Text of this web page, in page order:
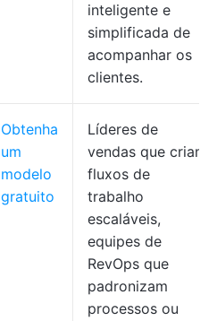
inteligente e
simplificada de
acompanhar os
clientes.
Obtenha
um
modelo
gratuito
Líderes de
vendas que criam
fluxos de
trabalho
escaláveis,
equipes de
RevOps que
padronizam
processos ou